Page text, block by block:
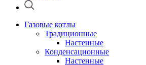
Газовые котлы
Традиционные
Настенные
Конденсационные
Настенные